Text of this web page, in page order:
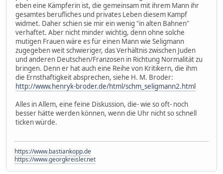
eben eine Kämpferin ist, die gemeinsam mit ihrem Mann ihr
gesamtes berufliches und privates Leben diesem Kampf
widmet. Daher schien sie mir ein wenig "in alten Bahnen"
verhaftet. Aber nicht minder wichtig, denn ohne solche
mutigen Frauen wäre es für einen Mann wie Seligmann
zugegeben weit schwieriger, das Verhältnis zwischen Juden
und anderen Deutschen/Franzosen in Richtung Normalität zu
bringen. Denn er hat auch eine Reihe von Kritikern, die ihm
die Ernsthaftigkeit absprechen, siehe H. M. Broder:
http://www.henryk-broder.de/html/schm_seligmann2.html
Alles in Allem, eine feine Diskussion, die- wie so oft- noch
besser hätte werden können, wenn die Uhr nicht so schnell
ticken würde.
https://www.bastiankopp.de
https://www.georgkreisler.net